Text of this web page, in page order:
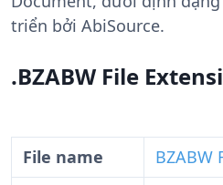
triển bởi AbiSource.
.BZABW File
File name BZABW